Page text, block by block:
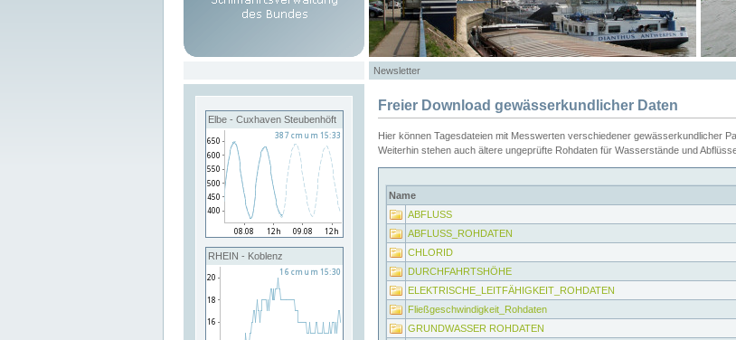
Newsletter
Elbe - Cuxhaven Steubenhöft
RHEIN - Koblenz
Freier Download gewässerkundlicher Daten
Hier können Tagesdateien mit Messwerten verschiedener gewässerkundlicher
Weiterhin stehen auch ältere ungeprüfte Rohdaten für Wasserstände und
Name
ABFLUSS
ABFLUSS_ROHDATEN
CHLORID
DURCHFAHRTSHÖHE
ELEKTRISCHE_LEITFÄHIGKEIT_ROHDATEN
Fließgeschwindigkeit_Rohdaten
GRUNDWASSER ROHDATEN